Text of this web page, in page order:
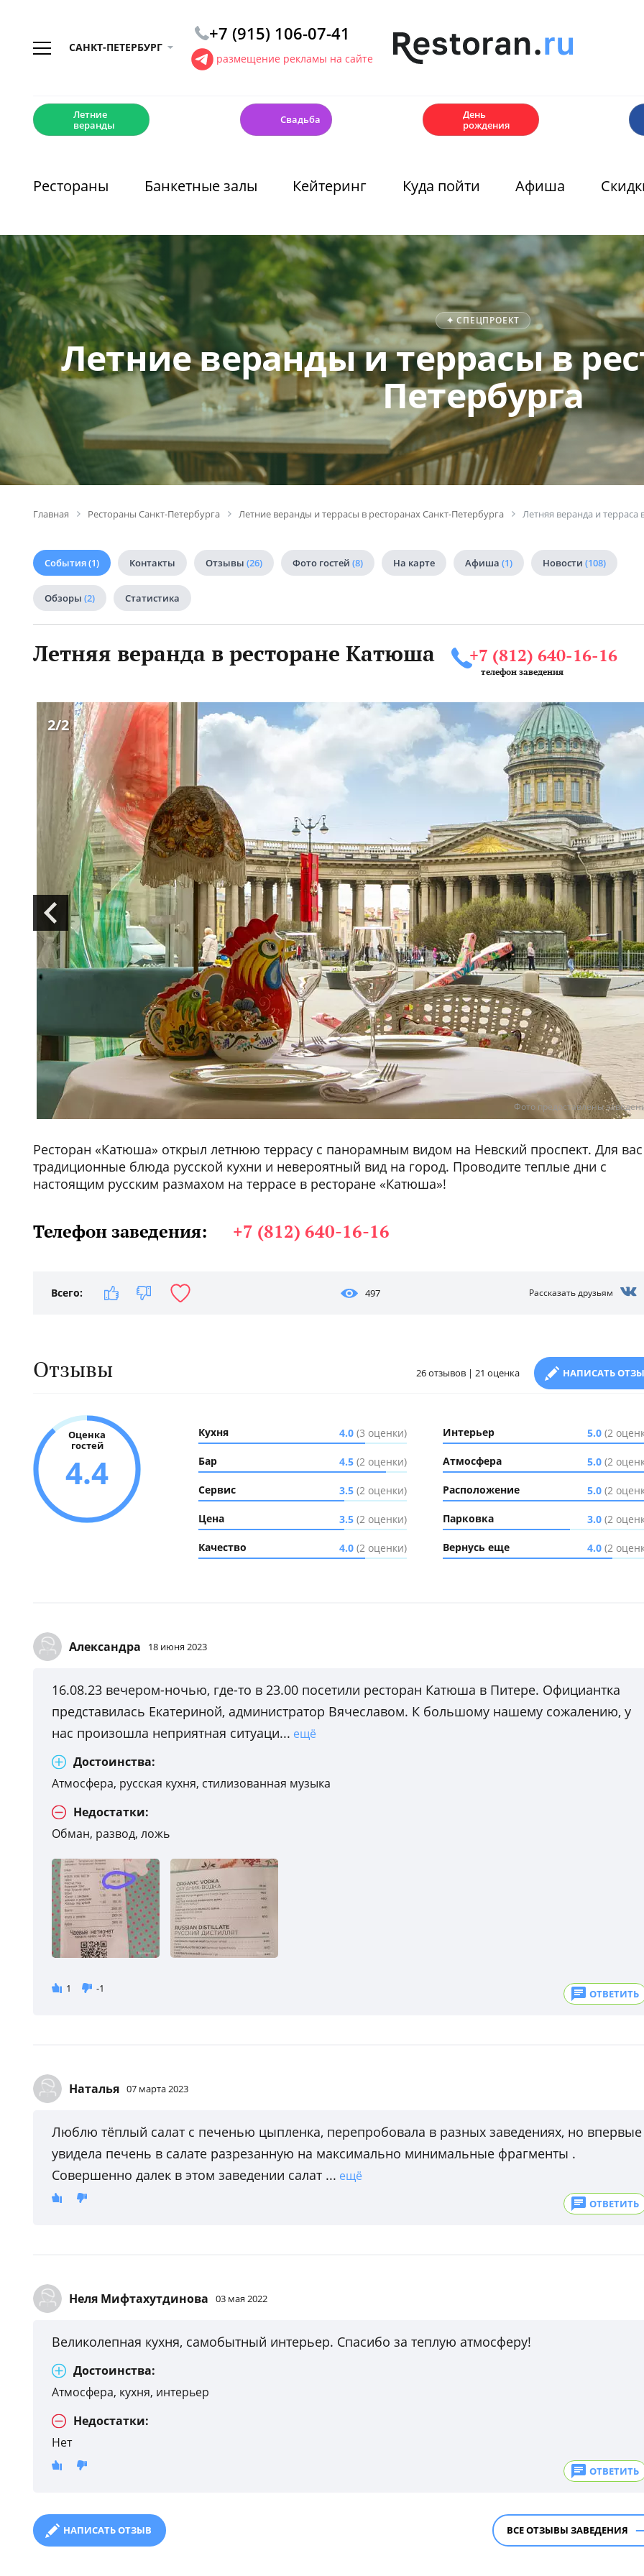
САНКТ-ПЕТЕРБУРГ
+7 (915) 106-07-41
размещение рекламы на сайте
Летние
веранды
Свадьба
День
рождения
Рестораны Банкетные залы Кейтеринг Куда пойти Афиша
✦ СПЕЦПРОЕКТ
Летние веранды и террасы в
Петербурга
Главная Рестораны Санкт-Петербурга Летние веранды и террасы в ресторанах Санкт-Петербурга Летняя веранда и
События(1) Контакты Отзывы (26) Фото гостей (8) На карте Афиша (1) Новости (108)
Обзоры (2) Статистика
Летняя веранда в ресторане Катюша +7 (812) 640-16-16
телефон заведения
2/2
Фото предоставлены
Ресторан «Катюша» открыл летнюю террасу с панорамным видом на Невский проспект. Для вас
традиционные блюда русской кухни и невероятный вид на город. Проводите теплые дни с
настоящим русским размахом на террасе в ресторане «Катюша»!
Телефон заведения: +7 (812) 640-16-16
Всего: 497 Рассказать друзьям
Отзывы 26 отзывов | 21 оценка НАПИСАТЬ
Оценка
гостей
4.4
Кухня 4.0 (3 оценки)
Бар 4.5 (2 оценки)
Сервис 3.5 (2 оценки)
Цена 3.5 (2 оценки)
Качество 4.0 (2 оценки)
Интерьер 5.0 (2
Атмосфера 5.0 (2
Расположение 5.0 (2
Парковка 3.0 (2
Вернусь еще 4.0 (2
Александра 18 июня 2023
16.08.23 вечером-ночью, где-то в 23.00 посетили ресторан Катюша в Питере. Официантка
представилась Екатериной, администратор Вячеславом. К большому нашему сожалению, у
нас произошла неприятная ситуаци... ещё
Достоинства:
Атмосфера, русская кухня, стилизованная музыка
Недостатки:
Обман, развод, ложь
1 -1 ОТВЕТИТЬ
Наталья 07 марта 2023
Люблю тёплый салат с печенью цыпленка, перепробовала в разных заведениях, но впервые
увидела печень в салате разрезанную на максимально минимальные фрагменты .
Совершенно далек в этом заведении салат ... ещё
ОТВЕТИТЬ
Неля Мифтахутдинова 03 мая 2022
Великолепная кухня, самобытный интерьер. Спасибо за теплую атмосферу!
Достоинства:
Атмосфера, кухня, интерьер
Недостатки:
Нет
ОТВЕТИТЬ
НАПИСАТЬ ОТЗЫВ ВСЕ ОТЗЫВЫ ЗАВЕДЕНИЯ